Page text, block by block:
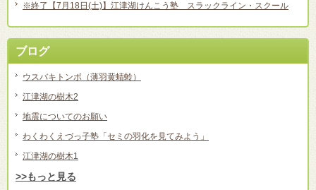
※終了【7月18日(土)】江津湖けんこう塾 スラックライン・スクール
ブログ
ウスバキトンボ（薄羽黄蜻蛉）
江津湖の樹木2
地震についてのお願い
わくわくえづっ子塾「セミの羽化を見てみよう」
江津湖の樹木1
>>もっと見る